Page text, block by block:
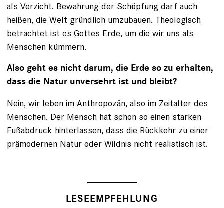
als Verzicht. Bewahrung der Schöpfung darf auch
heißen, die Welt gründlich umzubauen. Theologisch
betrachtet ist es Gottes Erde, um die wir uns als
Menschen kümmern.
Also geht es nicht darum, die Erde so zu erhalten,
dass die Natur unversehrt ist und bleibt?
Nein, wir leben im Anthropozän, also im Zeitalter des
Menschen. Der Mensch hat schon so einen starken
Fußabdruck hinterlassen, dass die Rückkehr zu einer
prämodernen Natur oder Wildnis nicht realistisch ist.
LESEEMPFEHLUNG